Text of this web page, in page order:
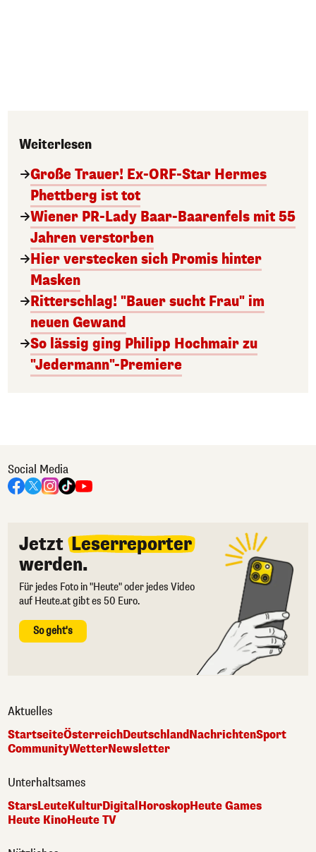
Weiterlesen
Große Trauer! Ex-ORF-Star Hermes
Phettberg ist tot
Wiener PR-Lady Baar-Baarenfels mit 55
Jahren verstorben
Hier verstecken sich Promis hinter
Masken
Ritterschlag! "Bauer sucht Frau" im
neuen Gewand
So lässig ging Philipp Hochmair zu
"Jedermann"-Premiere
Social Media
Jetzt Leserreporter
werden.
Für jedes Foto in "Heute" oder jedes Video
auf Heute.at gibt es 50 Euro.
So geht's
Aktuelles
StartseiteÖsterreichDeutschlandNachrichtenSport
CommunityWetterNewsletter
Unterhaltsames
StarsLeuteKulturDigital HoroskopHeute Games
Heute KinoHeute TV